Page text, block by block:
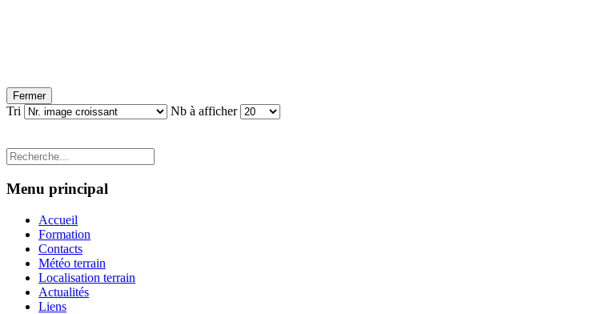
Fermer
Tri Nb à afficher
Menu principal
Accueil
Formation
Contacts
Météo terrain
Localisation terrain
Actualités
Liens